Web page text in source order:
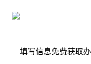
填写信息免费获取